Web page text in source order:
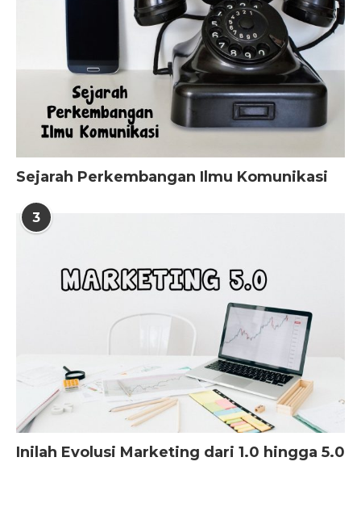
Sejarah Perkembangan Ilmu Komunikasi
3
Inilah Evolusi Marketing dari 1.0 hingga 5.0